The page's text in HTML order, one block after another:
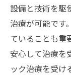
設備と技術を駆
治療が可能です
ていることも重
安心して治療を
ック治療を受け